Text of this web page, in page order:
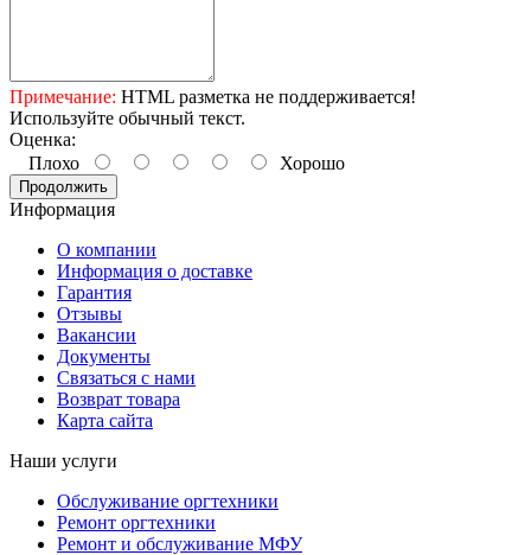
Примечание: HTML разметка не поддерживается!
Используйте обычный текст.
Оценка:
Плохо
Хорошо
Продолжить
Информация
О компании
Информация о доставке
Гарантия
Отзывы
Вакансии
Документы
Связаться с нами
Возврат товара
Карта сайта
Наши услуги
Обслуживание оргтехники
Ремонт оргтехники
Ремонт и обслуживание МФУ